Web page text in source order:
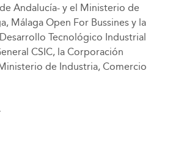
Andalucía- y el Ministerio de
Málaga Open For Bussines y la
Tecnológico Industrial
CSIC, la Corporación
de Industria, Comercio